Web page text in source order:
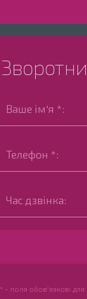
* - поля обов'язкові для